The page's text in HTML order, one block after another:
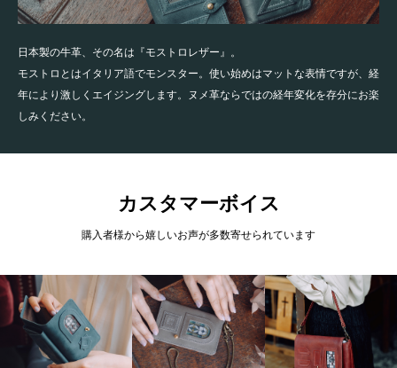
日本製の牛革、その名は『モストロレザー』。
モストロとはイタリア語でモンスター。使い始めはマットな表情ですが、経
年により激しくエイジングします。ヌメ革ならではの経年変化を存分にお楽
しみください。
カスタマーボイス
購入者様から嬉しいお声が多数寄せられています